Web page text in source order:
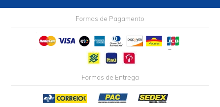
Formas de Pagamento
Formas de Entrega